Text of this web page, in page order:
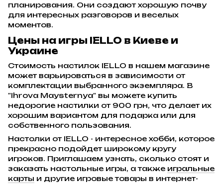
планирования. Они создают хорошую почву
для интересных разговоров и веселых
моментов.
Цены на игры IELLO в Киеве и
Украине
Стоимость настилок IELLO в нашем магазине
может варьироваться в зависимости от
комплектации выбранного экземпляра. В
"Ihrova Maysternya" вы можете купить
недорогие настилки от 900 грн, что делает их
хорошим вариантом для подарка или для
собственного пользования.
Настолки от IELLO - интересное хобби, которое
прекрасно подойдет широкому кругу
игроков. Приглашаем узнать, сколько стоят и
заказать настольные игры, а также игральные
карты и другие игровые товары в интернет-